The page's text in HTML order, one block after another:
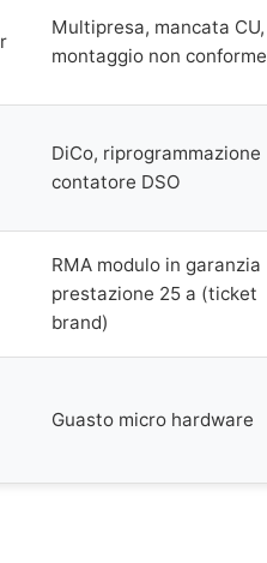
Multipresa, mancata CU,
montaggio non conforme
DiCo, riprogrammazione
contatore DSO
RMA modulo in garanzia
prestazione 25 a (ticket
brand)
Guasto micro hardware